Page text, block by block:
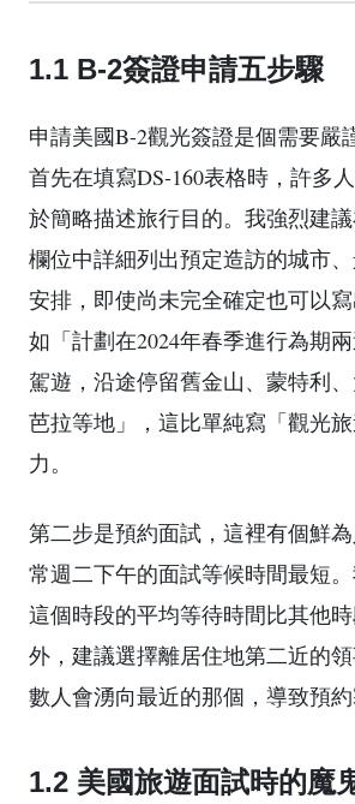
1.1 B-2簽證申請五步驟
申請美國B-2觀光簽證是個需要嚴
首先在填寫DS-160表格時，許多
於簡略描述旅行目的。我強烈建議
欄位中詳細列出預定造訪的城市
安排，即使尚未完全確定也可以
如「計劃在2024年春季進行為期
駕遊，沿途停留舊金山、蒙特利
芭拉等地」，這比單純寫「觀光
力。
第二步是預約面試，這裡有個鮮
常週二下午的面試等候時間最短
這個時段的平均等待時間比其他
外，建議選擇離居住地第二近的
數人會湧向最近的那個，導致預約
1.2 美國旅遊面試時的魔